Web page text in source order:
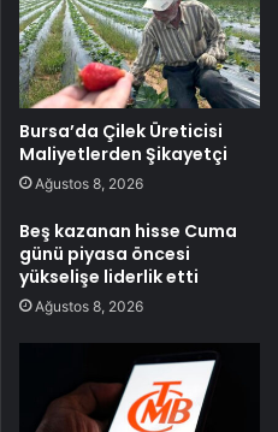
Bursa’da Çilek Üreticisi
Maliyetlerden Şikayetçi
Ağustos 8, 2026
Beş kazanan hisse Cuma
günü piyasa öncesi
yükselişe liderlik etti
Ağustos 8, 2026